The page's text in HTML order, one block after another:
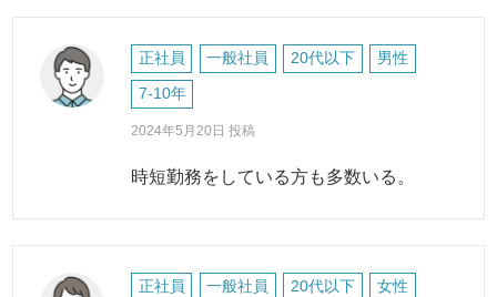
正社員 一般社員 20代以下 男性
7-10年
2024年5月20日 投稿
時短勤務をしている方も多数いる。
正社員 一般社員 20代以下 女性